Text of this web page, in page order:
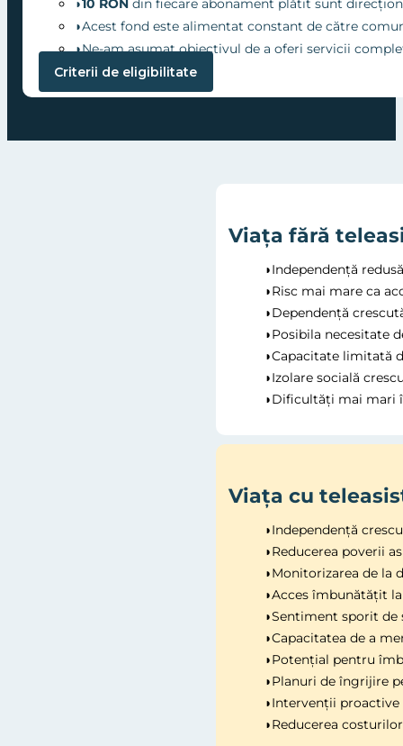
◗10 RON din fiecare abonament plătit sunt
◗Acest fond este alimentat constant de către
◗Ne-am asumat obiectivul de a oferi servicii
Criterii de eligibilitate
Viața fără
◗Independență
◗Risc mai mare ca
◗Dependență
◗Posibila necesitate
◗Capacitate limitată
◗Izolare socială
◗Dificultăți mai mari
Viața cu
◗Independență
◗Reducerea poverii
◗Monitorizarea de la
◗Acces îmbunătățit
◗Sentiment sporit de
◗Capacitatea de a
◗Potențial pentru
◗Planuri de îngrijire
◗Intervenții
◗Reducerea